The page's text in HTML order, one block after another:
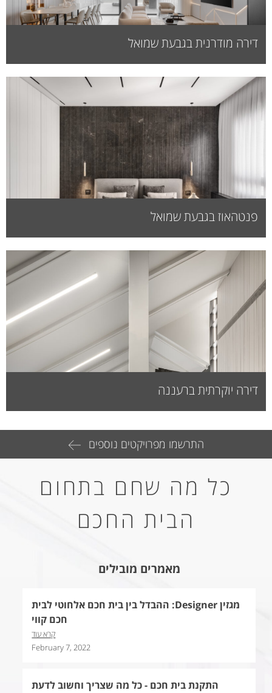
דירה מודרנית בגבעת שמואל
פנטהאוז בגבעת שמואל
דירה יוקרתית ברעננה
התרשמו מפרויקטים נוספים
כל מה שחם בתחום
הבית החכם
מאמרים מובילים
מגזין Designer: ההבדל בין בית חכם אלחוטי לבית
חכם קווי
קרא עוד
February 7, 2022
התקנת בית חכם - כל מה שצריך וחשוב לדעת